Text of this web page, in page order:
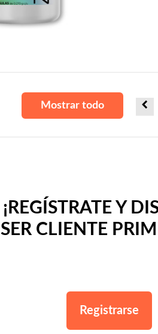
Mostrar todo
¡REGÍSTRATE Y
SER CLIENTE
Registrarse